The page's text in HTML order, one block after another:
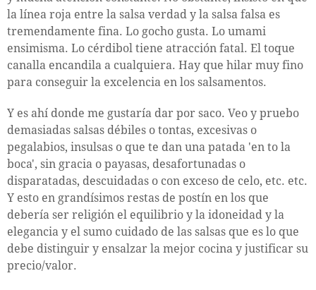
la línea roja entre la salsa verdad y la salsa falsa es
tremendamente fina. Lo gocho gusta. Lo umami
ensimisma. Lo cérdibol tiene atracción fatal. El toque
canalla encandila a cualquiera. Hay que hilar muy fino
para conseguir la excelencia en los salsamentos.
Y es ahí donde me gustaría dar por saco. Veo y pruebo
demasiadas salsas débiles o tontas, excesivas o
pegalabios, insulsas o que te dan una patada 'en to la
boca', sin gracia o payasas, desafortunadas o
disparatadas, descuidadas o con exceso de celo, etc. etc.
Y esto en grandísimos restas de postín en los que
debería ser religión el equilibrio y la idoneidad y la
elegancia y el sumo cuidado de las salsas que es lo que
debe distinguir y ensalzar la mejor cocina y justificar su
precio/valor.